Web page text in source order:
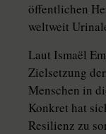
öffentlichen
weltweit
Laut Ismaël
Zielsetzung
Menschen in
Konkret hat
Resilienz zu